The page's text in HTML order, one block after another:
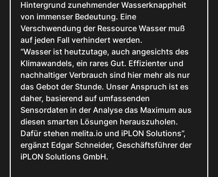
Hintergrund zunehmender Wasserknappheit
von immenser Bedeutung. Eine
Verschwendung der Ressource Wasser muß
auf jeden Fall verhindert werden.
“Wasser ist heutzutage, auch angesichts des
Klimawandels, ein rares Gut. Effizienter und
nachhaltiger Verbrauch sind hier mehr als nur
das Gebot der Stunde. Unser Anspruch ist es
daher, basierend auf umfassenden
Sensordaten in der Analyse das Maximum aus
diesen smarten Lösungen herauszuholen.
Dafür stehen melita.io und iPLON Solutions”,
ergänzt Edgar Schneider, Geschäftsführer der
iPLON Solutions GmbH.